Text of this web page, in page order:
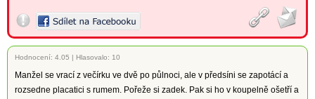
Hodnocení: 4.05 | Hlasovalo: 10
Manžel se vrací z večírku ve dvě po půlnoci, ale v předsíni se zapotácí a
rozsedne placatici s rumem. Pořeže si zadek. Pak si ho v koupelně ošetří a